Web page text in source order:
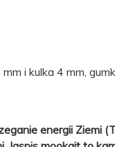
i kulka 4 mm,
energii Ziemi